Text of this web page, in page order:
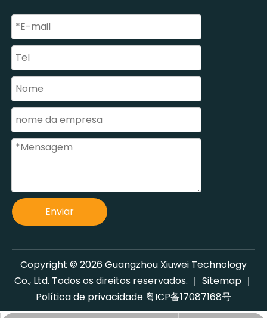
Enviar
Copyright © 2026 Guangzhou Xiuwei Technology
Co., Ltd. Todos os direitos reservados. ｜ Sitemap ｜
Política de privacidade粤ICP备17087168号